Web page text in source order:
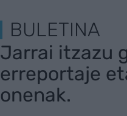
BULETINA
Jarrai itzazu
erreportaje
onenak.